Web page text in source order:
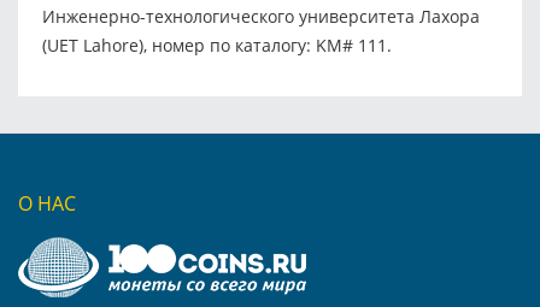
Инженерно-технологического университета Лахора
(UET Lahore), номер по каталогу: KM# 111.
О НАС